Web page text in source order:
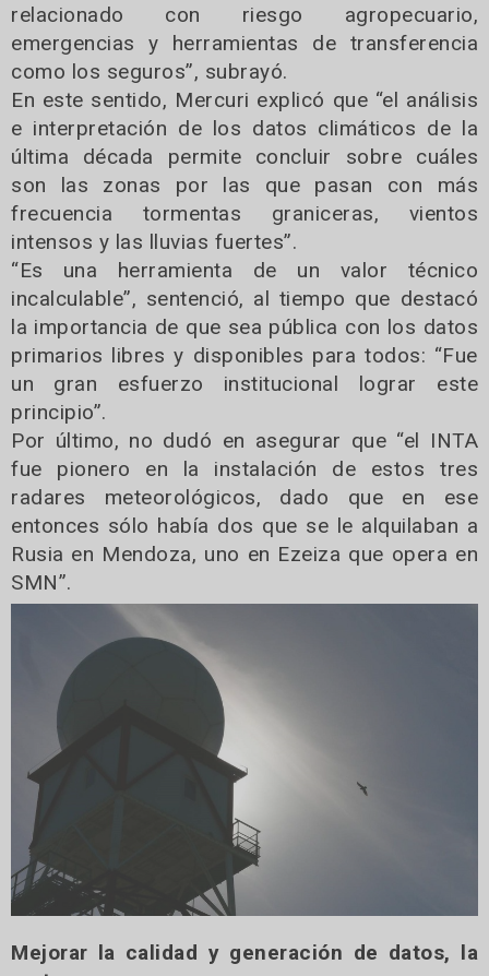
relacionado con riesgo agropecuario,
emergencias y herramientas de transferencia
como los seguros”, subrayó.
En este sentido, Mercuri explicó que “el análisis
e interpretación de los datos climáticos de la
última década permite concluir sobre cuáles
son las zonas por las que pasan con más
frecuencia tormentas graniceras, vientos
intensos y las lluvias fuertes”.
“Es una herramienta de un valor técnico
incalculable”, sentenció, al tiempo que destacó
la importancia de que sea pública con los datos
primarios libres y disponibles para todos: “Fue
un gran esfuerzo institucional lograr este
principio”.
Por último, no dudó en asegurar que “el INTA
fue pionero en la instalación de estos tres
radares meteorológicos, dado que en ese
entonces sólo había dos que se le alquilaban a
Rusia en Mendoza, uno en Ezeiza que opera en
SMN”.
Mejorar la calidad y generación de datos, la